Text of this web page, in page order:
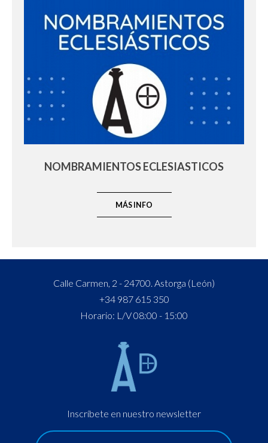
NOMBRAMIENTOS ECLESIASTICOS
MÁS INFO
Calle Carmen, 2 - 24700. Astorga (León)
+34 987 615 350
Horario: L/V 08:00 - 15:00
Inscríbete en nuestro newsletter